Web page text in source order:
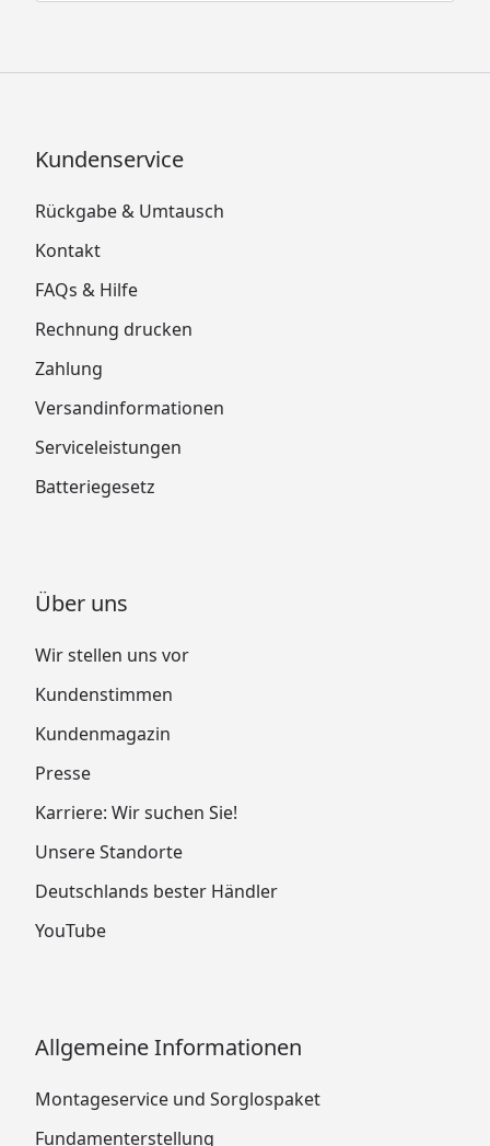
Kundenservice
Rückgabe & Umtausch
Kontakt
FAQs & Hilfe
Rechnung drucken
Zahlung
Versandinformationen
Serviceleistungen
Batteriegesetz
Über uns
Wir stellen uns vor
Kundenstimmen
Kundenmagazin
Presse
Karriere: Wir suchen Sie!
Unsere Standorte
Deutschlands bester Händler
YouTube
Allgemeine Informationen
Montageservice und Sorglospaket
Fundamenterstellung